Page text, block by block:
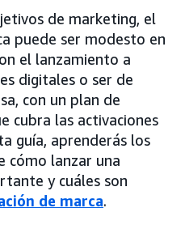
de marketing, el
puede ser modesto en
el lanzamiento a
digitales o ser de
con un plan de
cubra las activaciones
guía, aprenderás los
cómo lanzar una
y cuáles son
de marca.